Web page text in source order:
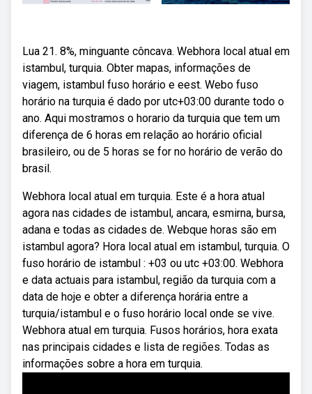
Lua 21. 8%, minguante côncava. Webhora local atual em
istambul, turquia. Obter mapas, informações de
viagem, istambul fuso horário e eest. Webo fuso
horário na turquia é dado por utc+03:00 durante todo o
ano. Aqui mostramos o horario da turquia que tem um
diferença de 6 horas em relação ao horário oficial
brasileiro, ou de 5 horas se for no horário de verão do
brasil.
Webhora local atual em turquia. Este é a hora atual
agora nas cidades de istambul, ancara, esmirna, bursa,
adana e todas as cidades de. Webque horas são em
istambul agora? Hora local atual em istambul, turquia. O
fuso horário de istambul : +03 ou utc +03:00. Webhora
e data actuais para istambul, região da turquia com a
data de hoje e obter a diferença horária entre a
turquia/istambul e o fuso horário local onde se vive.
Webhora atual em turquia. Fusos horários, hora exata
nas principais cidades e lista de regiões. Todas as
informações sobre a hora em turquia.